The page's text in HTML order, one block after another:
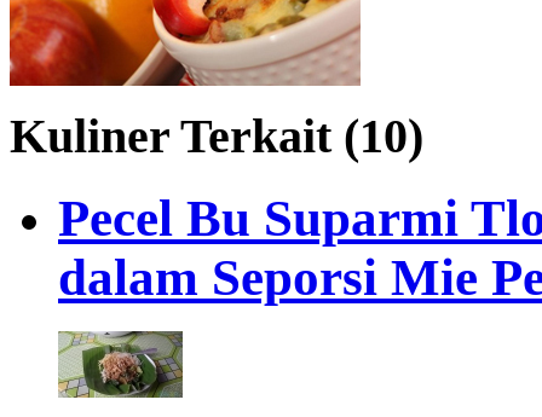
Kuliner Terkait (10)
Pecel Bu Suparmi
dalam Seporsi Mie